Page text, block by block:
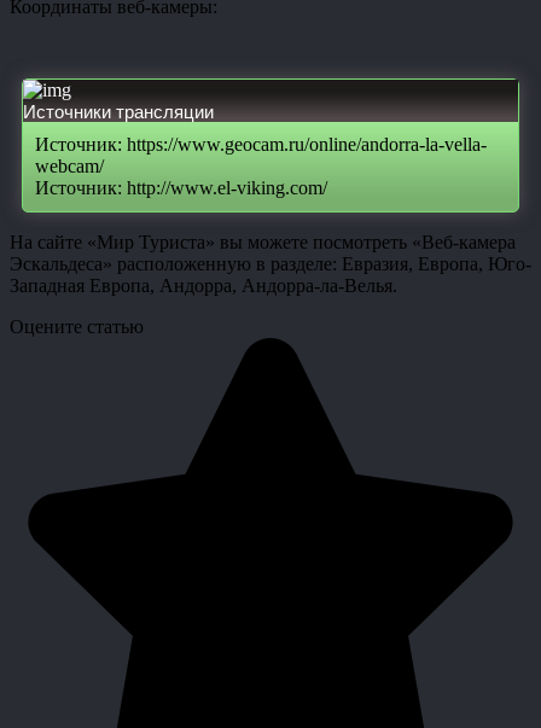
Координаты веб-камеры:
Источники трансляции
Источник: https://www.geocam.ru/online/andorra-la-vella-
webcam/
Источник: http://www.el-viking.com/
На сайте «Мир Туриста» вы можете посмотреть «Веб-камера
Эскальдеса» расположенную в разделе: Евразия, Европа, Юго-
Западная Европа, Андорра, Андорра-ла-Велья.
Оцените статью